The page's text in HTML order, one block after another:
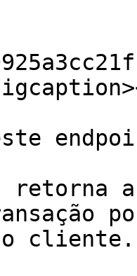
retorna
cliente.